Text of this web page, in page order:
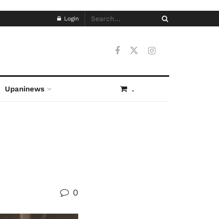
Login
Upaninews .
0